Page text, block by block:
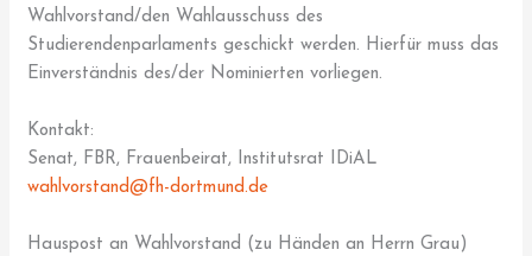
Wahlvorstand/den Wahlausschuss des
Studierendenparlaments geschickt werden. Hierfür muss das
Einverständnis des/der Nominierten vorliegen.
Kontakt:
Senat, FBR, Frauenbeirat, Institutsrat IDiAL
wahlvorstand@fh-dortmund.de
Hauspost an Wahlvorstand (zu Händen an Herrn Grau)